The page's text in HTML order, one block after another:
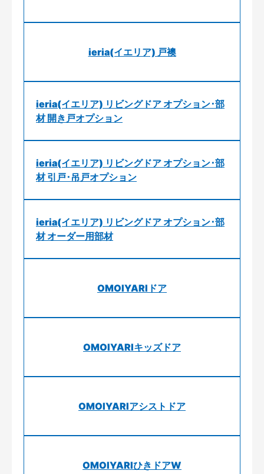
ieria(イエリア) 戸襖
ieria(イエリア) リビングドア オプション･部
材 開き戸オプション
ieria(イエリア) リビングドア オプション･部
材 引戸･吊戸オプション
ieria(イエリア) リビングドア オプション･部
材 オーダー用部材
OMOIYARIドア
OMOIYARIキッズドア
OMOIYARIアシストドア
OMOIYARIひきドアW